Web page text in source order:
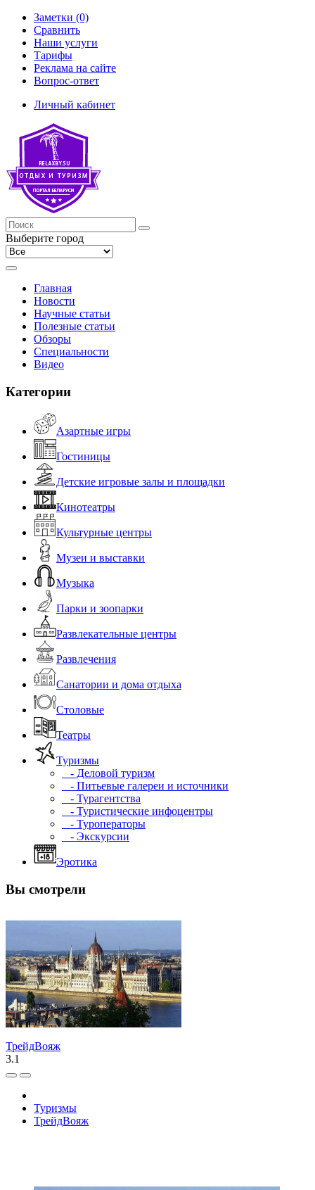
Заметки (0)
Сравнить
Наши услуги
Тарифы
Реклама на сайте
Вопрос-ответ
Личный кабинет
Выберите город
Главная
Новости
Научные статьи
Полезные статьи
Обзоры
Специальности
Видео
Категории
Азартные игры
Гостиницы
Детские игровые залы и площадки
Кинотеатры
Культурные центры
Музеи и выставки
Музыка
Парки и зоопарки
Развлекательные центры
Развлечения
Санатории и дома отдыха
Столовые
Театры
Туризмы
- Деловой туризм
- Питьевые галереи и источники
- Турагентства
- Туристические инфоцентры
- Туроператоры
- Экскурсии
Эротика
Вы смотрели
ТрейдВояж
3.1
Туризмы
ТрейдВояж